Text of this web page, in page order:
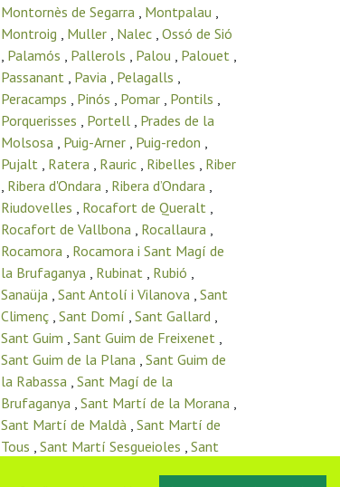
Montornès de Segarra , Montpalau ,
Montroig , Muller , Nalec , Ossó de Sió
, Palamós , Pallerols , Palou , Palouet ,
Passanant , Pavia , Pelagalls ,
Peracamps , Pinós , Pomar , Pontils ,
Porquerisses , Portell , Prades de la
Molsosa , Puig-Arner , Puig-redon ,
Pujalt , Ratera , Rauric , Ribelles , Riber
, Ribera d'Ondara , Ribera d’Ondara ,
Riudovelles , Rocafort de Queralt ,
Rocafort de Vallbona , Rocallaura ,
Rocamora , Rocamora i Sant Magí de
la Brufaganya , Rubinat , Rubió ,
Sanaüja , Sant Antolí i Vilanova , Sant
Climenç , Sant Domí , Sant Gallard ,
Sant Guim , Sant Guim de Freixenet ,
Sant Guim de la Plana , Sant Guim de
la Rabassa , Sant Magí de la
Brufaganya , Sant Martí de la Morana ,
Sant Martí de Maldà , Sant Martí de
Tous , Sant Martí Sesgueioles , Sant